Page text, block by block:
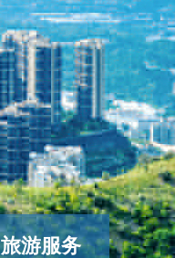
旅游服务